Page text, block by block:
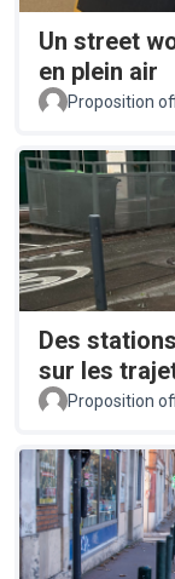
Un street
en plein air
Proposition
Des
sur les
Proposition